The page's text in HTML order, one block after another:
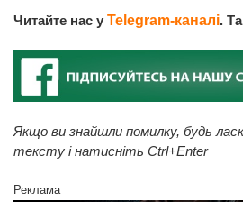
Читайте нас у Telegram-каналі.
Якщо ви знайшли помилку, будь
тексту і натисніть Ctrl+Enter
Реклама